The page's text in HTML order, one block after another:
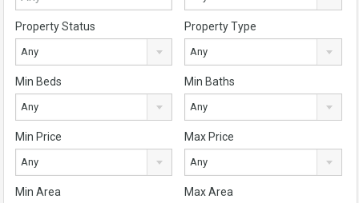
Property Status
Any
Property Type
Any
Min Beds
Any
Min Baths
Any
Min Price
Any
Max Price
Any
Min Area Max Area